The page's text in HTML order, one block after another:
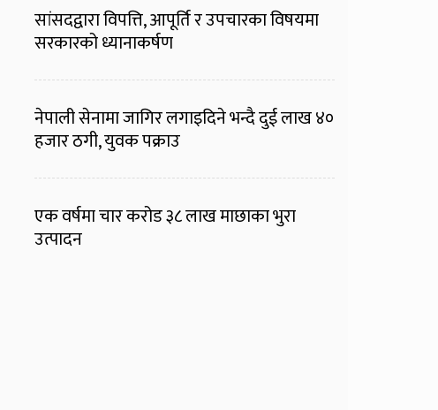
सांसदद्वारा विपत्ति, आपूर्ति र उपचारका विषयमा
सरकारको ध्यानाकर्षण
नेपाली सेनामा जागिर लगाइदिने भन्दै दुई लाख ४०
हजार ठगी, युवक पक्राउ
एक वर्षमा चार करोड ३८ लाख माछाका भुरा
उत्पादन